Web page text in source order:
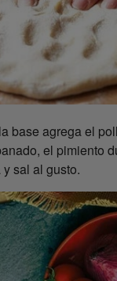
base agrega el
el pimiento
sal al gusto.